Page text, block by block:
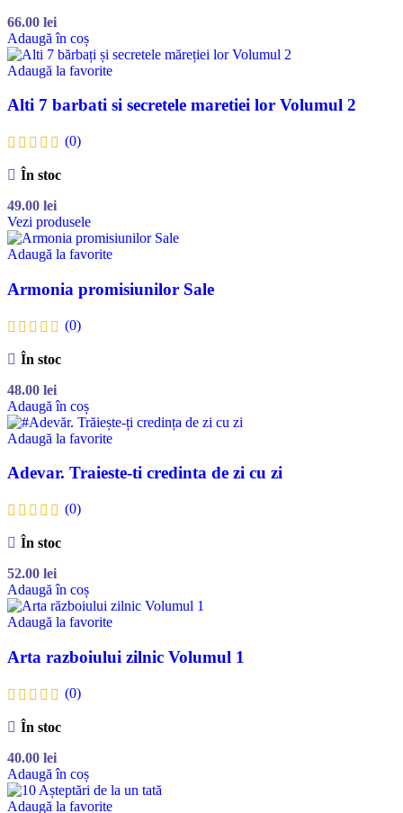
66.00 lei
Adaugă în coș
Adaugă la favorite
Alti 7 barbati si secretele maretiei lor Volumul 2
(0)
În stoc
49.00 lei
Vezi produsele
Adaugă la favorite
Armonia promisiunilor Sale
(0)
În stoc
48.00 lei
Adaugă în coș
Adaugă la favorite
Adevar. Traieste-ti credinta de zi cu zi
(0)
În stoc
52.00 lei
Adaugă în coș
Adaugă la favorite
Arta razboiului zilnic Volumul 1
(0)
În stoc
40.00 lei
Adaugă în coș
Adaugă la favorite